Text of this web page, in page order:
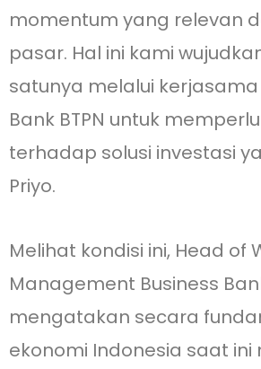
momentum yang relevan
pasar. Hal ini kami
satunya melalui
Bank BTPN untuk
terhadap solusi investasi
Priyo.
Melihat kondisi ini, Head of
Management Business
mengatakan secara
ekonomi Indonesia saat ini